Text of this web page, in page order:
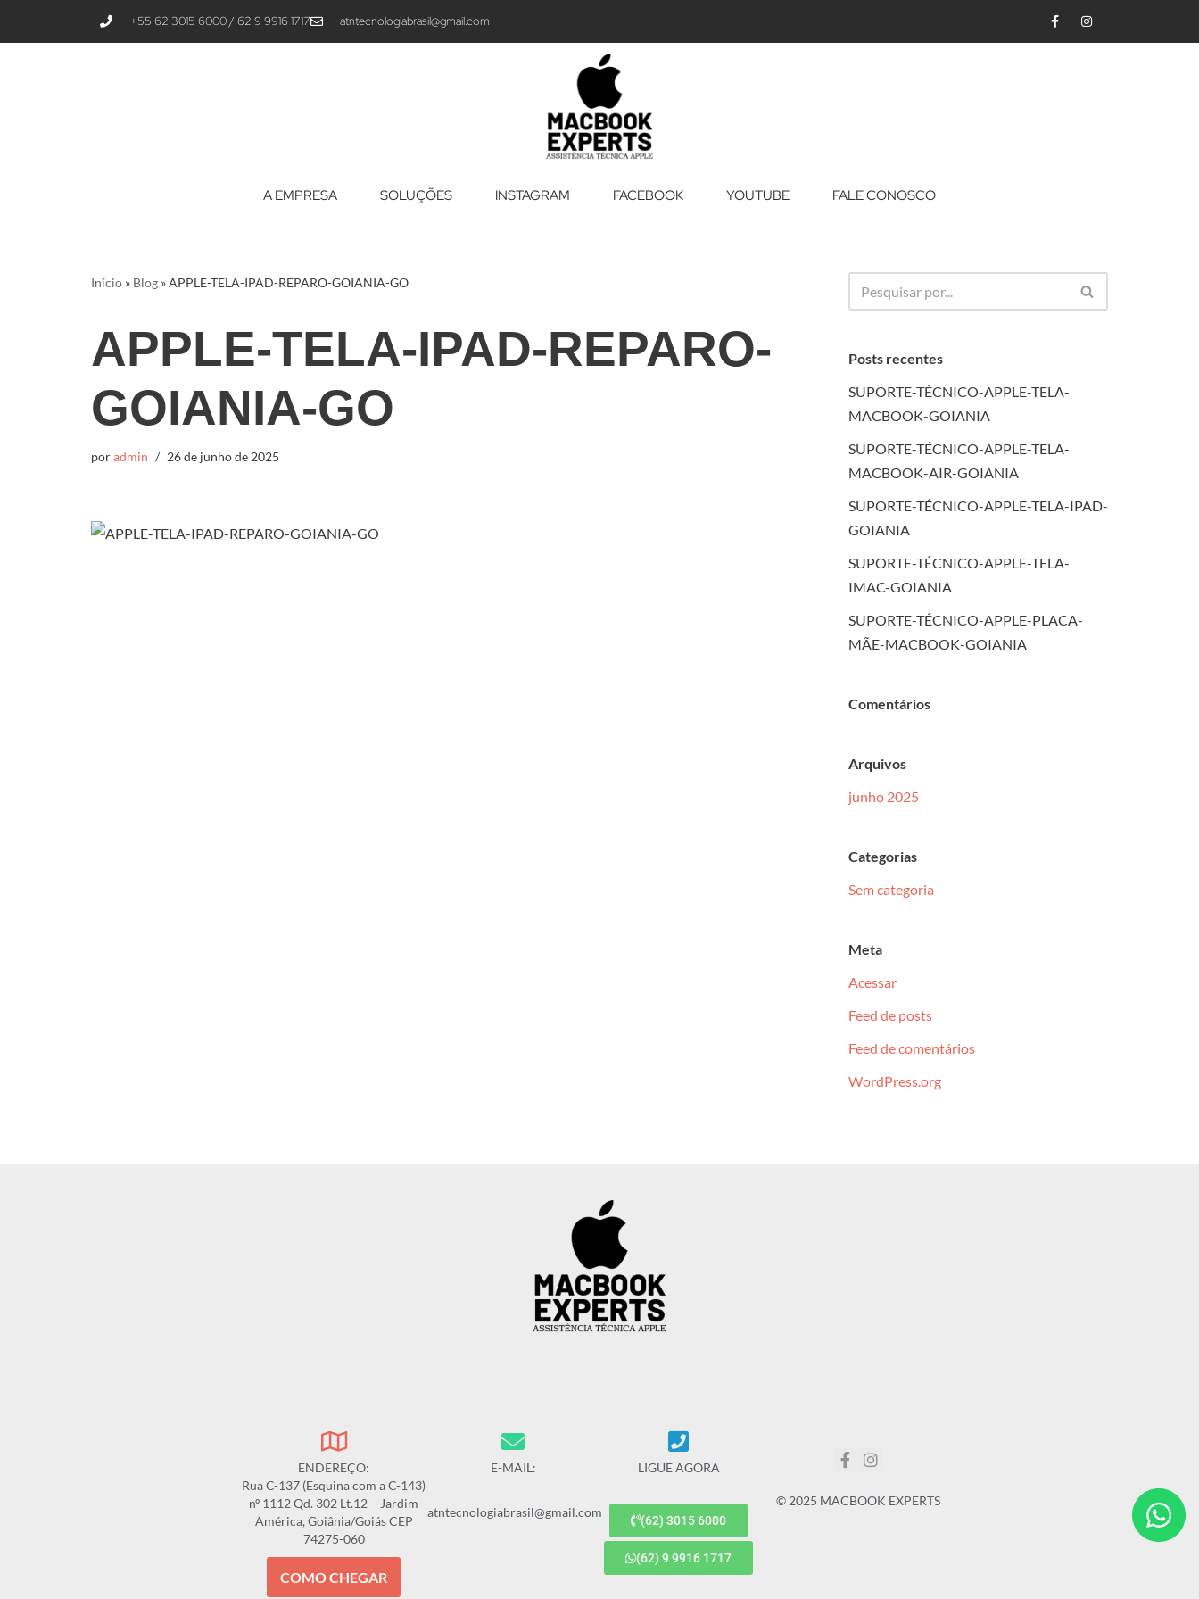
+55 62 3015 6000 / 62 9 9916 1717 atntecnologiabrasil@gmail.com
A EMPRESA SOLUÇÕES INSTAGRAM FACEBOOK YOUTUBE FALE CONOSCO
Início » Blog »APPLE-TELA-IPAD-REPARO-GOIANIA-GO
APPLE-TELA-IPAD-REPARO-
GOIANIA-GO
poradmin 26 de junho de 2025
Posts recentes
SUPORTE-TÉCNICO-APPLE-TELA-
MACBOOK-GOIANIA
SUPORTE-TÉCNICO-APPLE-TELA-
MACBOOK-AIR-GOIANIA
SUPORTE-TÉCNICO-APPLE-TELA-IPAD-
GOIANIA
SUPORTE-TÉCNICO-APPLE-TELA-
IMAC-GOIANIA
SUPORTE-TÉCNICO-APPLE-PLACA-
MÃE-MACBOOK-GOIANIA
Comentários
Arquivos
junho 2025
Categorias
Sem categoria
Meta
Acessar
Feed de posts
Feed de comentários
WordPress.org
ENDEREÇO:
Rua C-137 (Esquina com a C-143)
nº 1112 Qd. 302 Lt.12 – Jardim
América, Goiânia/Goiás CEP
74275-060
COMO CHEGAR
E-MAIL:
atntecnologiabrasil@gmail.com
LIGUE AGORA
(62) 3015 6000
(62) 9 9916 1717
© 2025 MACBOOK EXPERTS